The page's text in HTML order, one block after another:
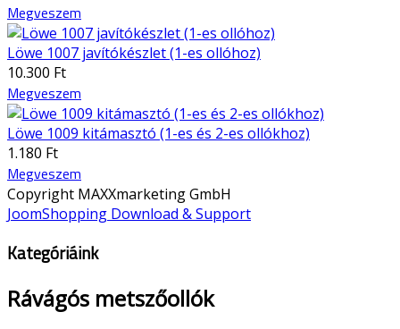
Megveszem
Löwe 1007 javítókészlet (1-es ollóhoz)
10.300 Ft
Megveszem
Löwe 1009 kitámasztó (1-es és 2-es ollókhoz)
1.180 Ft
Megveszem
Copyright MAXXmarketing GmbH
JoomShopping Download & Support
Kategóriáink
Rávágós metszőollók